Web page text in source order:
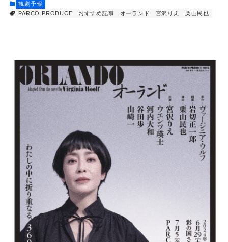
観劇予報
PARCO PRODUCE
おすすめ記事 オーランド 宮沢りえ 栗山民也